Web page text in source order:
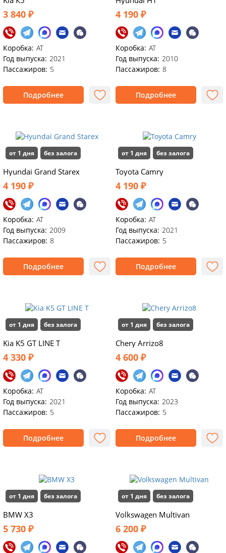
3 840 ₽
Коробка: AT
Год выпуска: 2021
Пассажиров: 5
Подробнее
4 190 ₽
Коробка: АТ
Год выпуска: 2010
Пассажиров: 8
Подробнее
от 1 дня без залога
Hyundai Grand Starex
4 190 ₽
Коробка: АТ
Год выпуска: 2009
Пассажиров: 8
Подробнее
от 1 дня без залога
Toyota Camry
4 190 ₽
Коробка: AT
Год выпуска: 2021
Пассажиров: 5
Подробнее
от 1 дня без залога
Kia K5 GT LINE T
4 330 ₽
Коробка: АТ
Год выпуска: 2021
Пассажиров: 5
Подробнее
от 1 дня без залога
Chery Arrizo8
4 600 ₽
Коробка: АТ
Год выпуска: 2023
Пассажиров: 5
Подробнее
от 1 дня без залога
BMW X3
5 730 ₽
от 1 дня без залога
Volkswagen Multivan
6 200 ₽